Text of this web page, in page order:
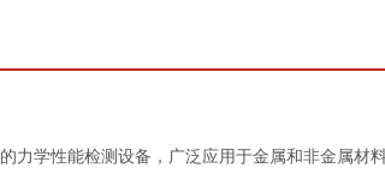
学性能检测设备，广泛应用于金属和非金属材